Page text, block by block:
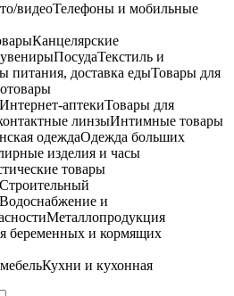
видеоТелефоны и мобильные
Канцелярские
ПосудаТекстиль и
питания, доставка едыТовары для
Интернет-аптекиТовары для
линзыИнтимные товары
одеждаОдежда больших
изделия и часы
товары
Строительный
Водоснабжение и
Металлопродукция
беременных и кормящих
Кухни и кухонная